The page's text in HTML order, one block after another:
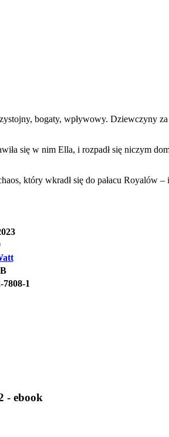
bogaty, wpływowy. Dziewczyny
się w nim Ella, i rozpadł się niczym
który wkradł się do pałacu Royalów
7808-1
- ebook